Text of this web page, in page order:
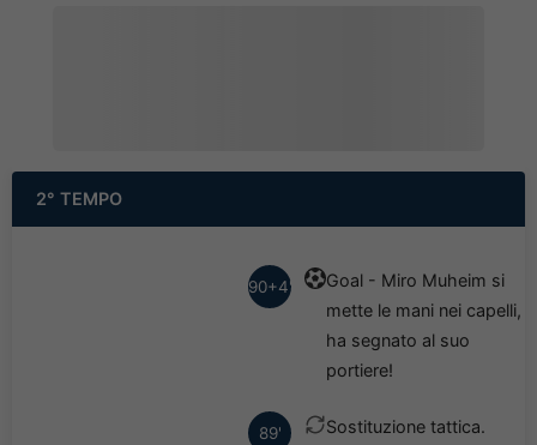
2° TEMPO
90+4'
Goal - Miro Muheim si
mette le mani nei capelli,
ha segnato al suo
portiere!
89'
Sostituzione tattica.